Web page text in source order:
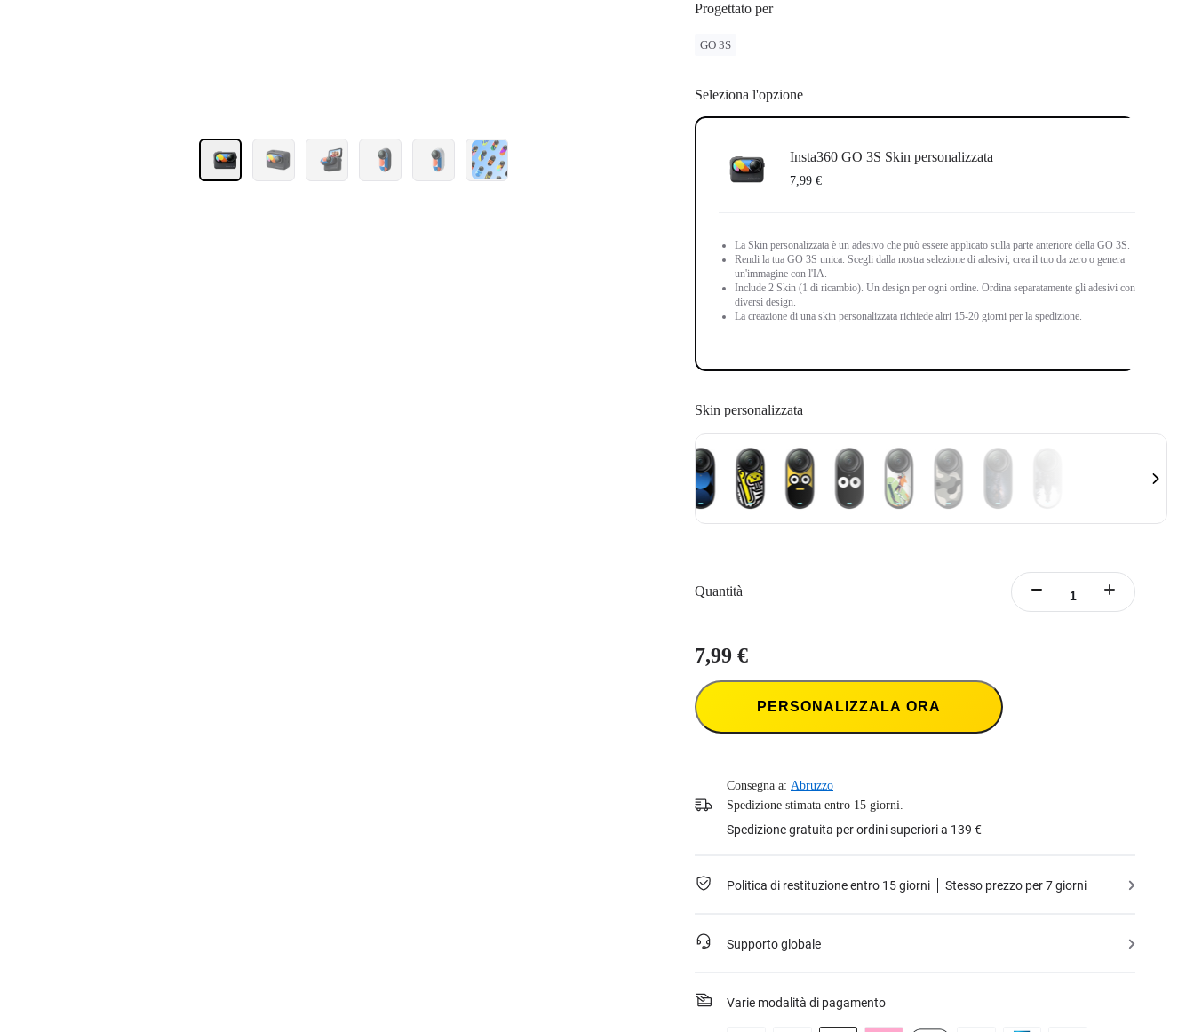
Progettato per
GO 3S
Seleziona l'opzione
Insta360 GO 3S Skin personalizzata
7,99 €
La Skin personalizzata è un adesivo che può essere applicato sulla parte anteriore della GO 3S.
Rendi la tua GO 3S unica. Scegli dalla nostra selezione di adesivi, crea il tuo da zero o genera
un'immagine con l'IA.
Include 2 Skin (1 di ricambio). Un design per ogni ordine. Ordina separatamente gli adesivi con
diversi design.
La creazione di una skin personalizzata richiede altri 15-20 giorni per la spedizione.
Skin personalizzata
Quantità
7,99 €
PERSONALIZZALA ORA
Consegna a: Abruzzo
Spedizione stimata entro 15 giorni.
Spedizione gratuita per ordini superiori a 139 €
Politica di restituzione entro 15 giorni Stesso prezzo per 7 giorni
Supporto globale
Varie modalità di pagamento